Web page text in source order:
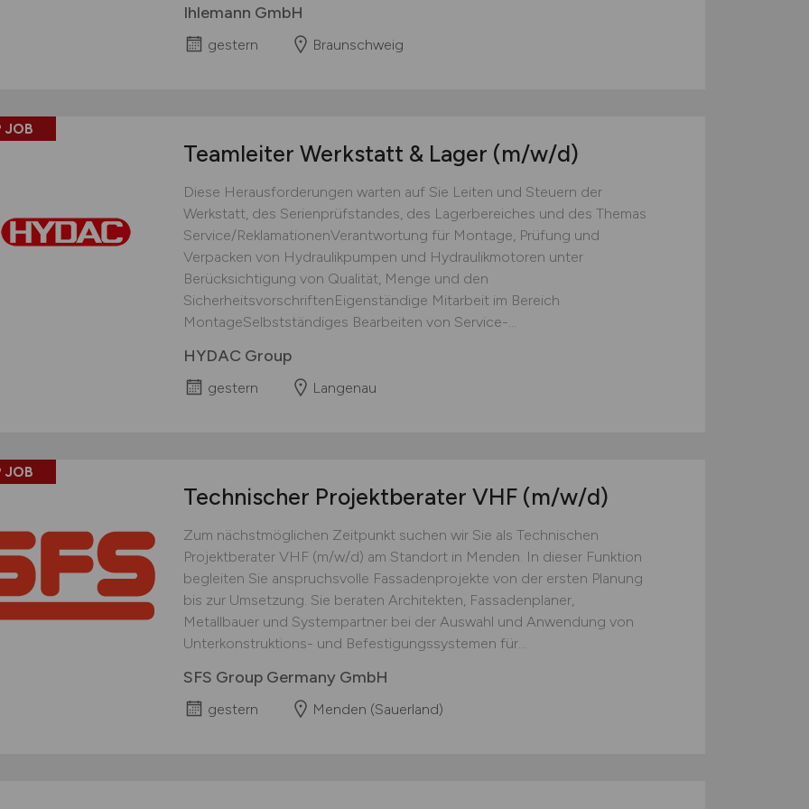
Ihlemann GmbH
gestern Braunschweig
JOB
Teamleiter Werkstatt & Lager (m/w/d)
Diese Herausforderungen warten auf Sie Leiten und Steuern der
Werkstatt, des Serienprüfstandes, des Lagerbereiches und des Themas
Service/ReklamationenVerantwortung für Montage, Prüfung und
Verpacken von Hydraulikpumpen und Hydraulikmotoren unter
Berücksichtigung von Qualität, Menge und den
SicherheitsvorschriftenEigenständige Mitarbeit im Bereich
MontageSelbstständiges Bearbeiten von Service-...
HYDAC Group
gestern Langenau
JOB
Technischer Projektberater VHF (m/w/d)
Zum nächstmöglichen Zeitpunkt suchen wir Sie als Technischen
Projektberater VHF (m/w/d) am Standort in Menden. In dieser Funktion
begleiten Sie anspruchsvolle Fassadenprojekte von der ersten Planung
bis zur Umsetzung. Sie be­raten Architekten, Fassadenplaner,
Metallbauer und Systempartner bei der Auswahl und Anwendung von
Unterkon­struktions- und Befestigungssystemen für...
SFS Group Germany GmbH
gestern Menden (Sauerland)